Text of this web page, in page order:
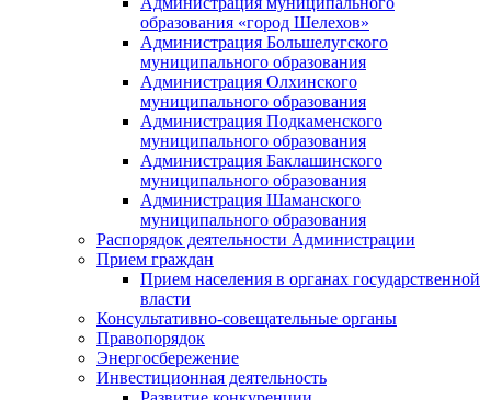
образования «город Шелехов»
Администрация Большелугского
муниципального образования
Администрация Олхинского
муниципального образования
Администрация Подкаменского
муниципального образования
Администрация Баклашинского
муниципального образования
Администрация Шаманского
муниципального образования
Распорядок деятельности Администрации
Прием граждан
Прием населения в органах государственной
власти
Консультативно-совещательные органы
Правопорядок
Энергосбережение
Инвестиционная деятельность